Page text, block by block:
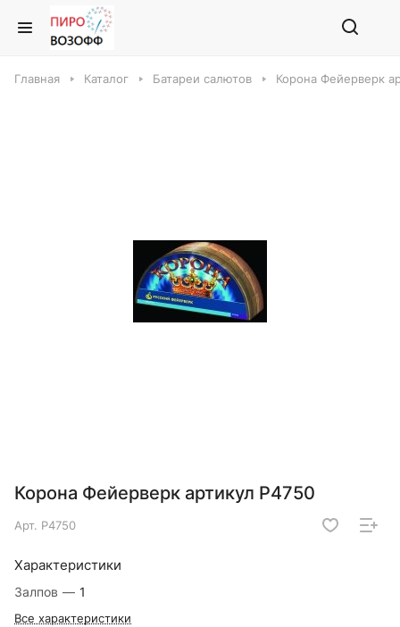
Главная Каталог Батареи салютов Корона Фейерверк
Корона Фейерверк артикул Р4750
Арт. Р4750
Характеристики
Залпов — 1
Все характеристики